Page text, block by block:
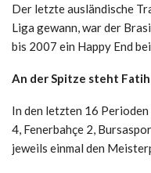
Der letzte ausländische
Liga gewann, war der
bis 2007 ein Happy End
An der Spitze steht Fatih
In den letzten 16
4, Fenerbahçe 2,
jeweils einmal den